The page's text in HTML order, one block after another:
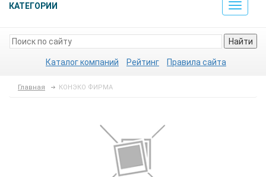
КАТЕГОРИИ
Toggle
Найти
Каталог компаний Рейтинг Правила сайта
Главная КОНЭКО ФИРМА